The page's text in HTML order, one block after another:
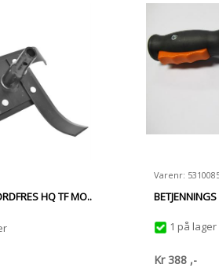
HQ TF MO..
Varenr:
1 på lager
Kr388 ,-